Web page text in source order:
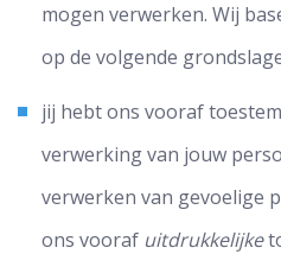
mogen verwerken. Wij
op de volgende
jij hebt ons vooraf
verwerking van jouw
verwerken van gevoelige
ons vooraf uitdrukkelijke